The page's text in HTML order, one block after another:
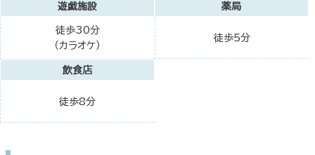
遊戯施設
徒歩30分
（カラオケ）
薬局
徒歩5分
飲食店
徒歩8分